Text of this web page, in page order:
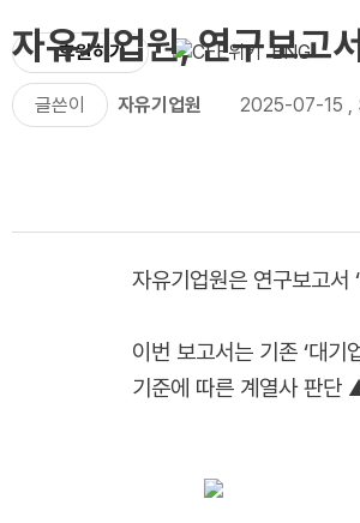
후원하기 ENG
자유기업원, 연구보고
글쓴이 자유기업원 2025-07-15 ,
자유기업원은 연구보고서
이번 보고서는 기존 ‘대
기준에 따른 계열사 판단